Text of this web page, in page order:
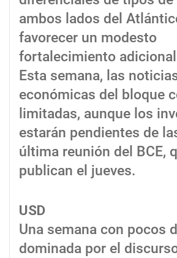
ambos lados del
favorecer un modesto
fortalecimiento
Esta semana, las
económicas del bloque
limitadas, aunque los
estarán pendientes de
última reunión del BCE,
publican el jueves.
USD
Una semana con pocos
dominada por el